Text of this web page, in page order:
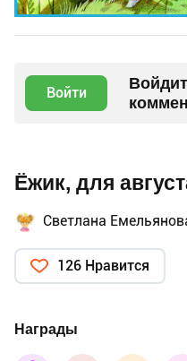
Войти
Ёжик, для
Светлана
126 Нравится
Награды